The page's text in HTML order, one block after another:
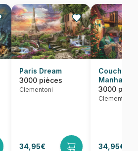
Paris Dream
3000 pièces
Clementoni
34,95€
Coucher
Manhattan
3000
Clementoni
34,95€